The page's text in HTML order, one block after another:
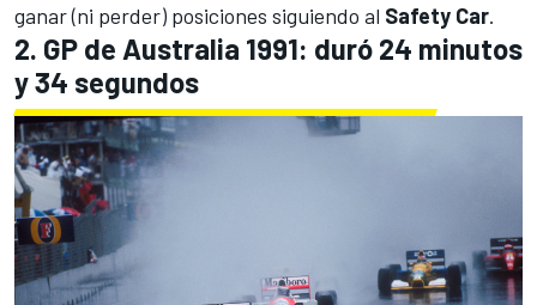
ganar (ni perder) posiciones siguiendo al Safety Car.
2. GP de Australia 1991: duró 24 minutos
y 34 segundos